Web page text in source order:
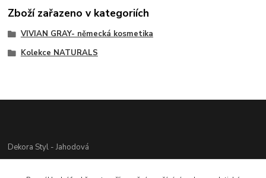
Zboží zařazeno v kategoriích
VIVIAN GRAY- německá kosmetika
Kolekce NATURALS
Dekora Styl - Jahodová